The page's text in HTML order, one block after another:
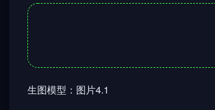
生图模型：图片4.1